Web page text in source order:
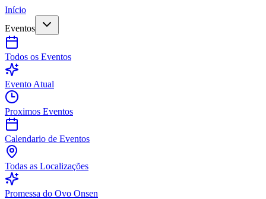
Início
Eventos
Todos os Eventos
Evento Atual
Proximos Eventos
Calendario de Eventos
Todas as Localizações
Promessa do Ovo Onsen